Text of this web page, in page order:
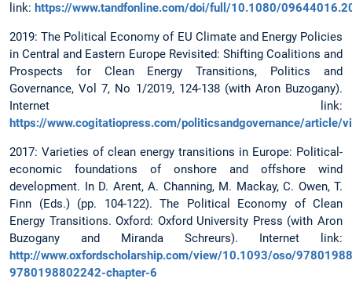
link: https://www.tandfonline.com/doi/full/10.1080/
2019: The Political Economy of EU Climate and Energy Policies
in Central and Eastern Europe Revisited: Shifting Coalitions and
Prospects for Clean Energy Transitions, Politics and
Governance, Vol 7, No 1/2019, 124-138 (with Aron Buzogany).
Internet link:
https://www.cogitatiopress.com/politicsandgovernance/article/
2017: Varieties of clean energy transitions in Europe: Political-
economic foundations of onshore and offshore wind
development. In D. Arent, A. Channing, M. Mackay, C. Owen, T.
Finn (Eds.) (pp. 104-122). The Political Economy of Clean
Energy Transitions. Oxford: Oxford University Press (with Aron
Buzogany and Miranda Schreurs). Internet link:
http://www.oxfordscholarship.com/view/10.1093/oso/
9780198802242-chapter-6